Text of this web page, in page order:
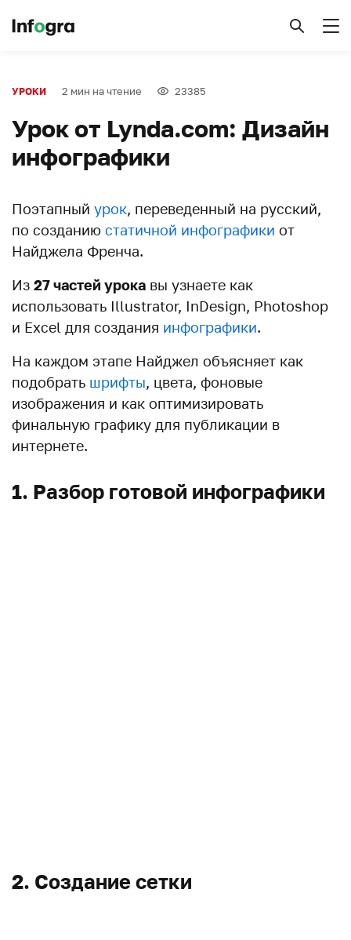
УРОКИ 2 мин на чтение 23385
Урок от Lynda.com: Дизайн
инфографики
Поэтапный урок, переведенный на русский,
по созданию статичной инфографики от
Найджела Френча.
Из 27 частей урока вы узнаете как
использовать Illustrator, InDesign, Photoshop
и Excel для создания инфографики.
На каждом этапе Найджел объясняет как
подобрать шрифты, цвета, фоновые
изображения и как оптимизировать
финальную графику для публикации в
интернете.
1. Разбор готовой инфографики
2. Создание сетки